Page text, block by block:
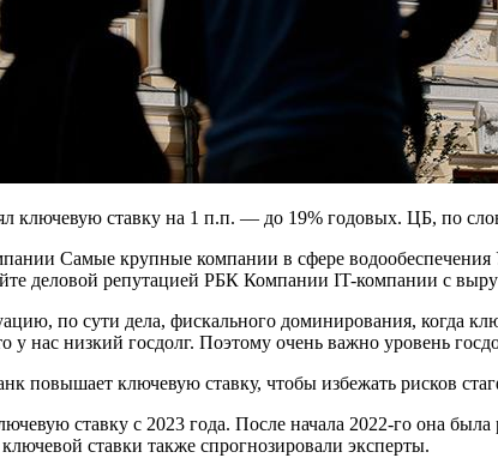
ключевую ставку на 1 п.п. — до 19% годовых. ЦБ, по
Самые крупные компании в сфере водообеспечения
деловой репутацией РБК Компании IT-компании с
по сути дела, фискального доминирования, когда
у нас низкий госдолг. Поэтому очень важно уровень
повышает ключевую ставку, чтобы избежать рисков
ставку с 2023 года. После начала 2022-го она
ставки также спрогнозировали эксперты.